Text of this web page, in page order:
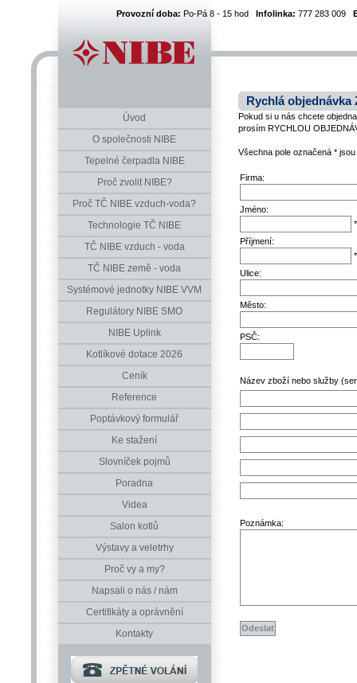
Provozní doba: Po-Pá 8 - 15 hod Infolinka: 777 283 009
Úvod
O společnosti NIBE
Tepelné čerpadla NIBE
Proč zvolit NIBE?
Proč TČ NIBE vzduch-voda?
Technologie TČ NIBE
TČ NIBE vzduch - voda
TČ NIBE země - voda
Systémové jednotky NIBE VVM
Regulátory NIBE SMO
NIBE Uplink
Kotlíkové dotace 2026
Ceník
Reference
Poptávkový formulář
Ke stažení
Slovníček pojmů
Poradna
Videa
Salon kotlů
Výstavy a veletrhy
Proč vy a my?
Napsali o nás / nám
Certifikáty a oprávnění
Kontakty
Rychlá objednávka
Pokud si u nás chcete
prosím RYCHLOU
Všechna pole označená *
Firma:
Jméno:
*
Příjmení:
*
Ulice:
Město:
PSČ:
Název zboží nebo služby
Poznámka: